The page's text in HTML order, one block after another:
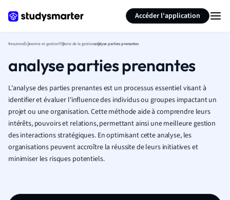
Accéder l'application
ResumesÉconomie et gestionThéorie de la gestionanalyse parties prenantes
analyse parties prenantes
L'analyse des parties prenantes est un processus essentiel visant à
identifier et évaluer l'influence des individus ou groupes impactant un
projet ou une organisation. Cette méthode aide à comprendre leurs
intérêts, pouvoirs et relations, permettant ainsi une meilleure gestion
des interactions stratégiques. En optimisant cette analyse, les
organisations peuvent accroître la réussite de leurs initiatives et
minimiser les risques potentiels.
Résumer la page